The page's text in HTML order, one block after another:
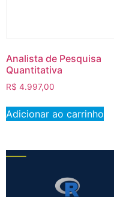
Analista de Pesquisa
Quantitativa
R$ 4.997,00
Adicionar ao carrinho